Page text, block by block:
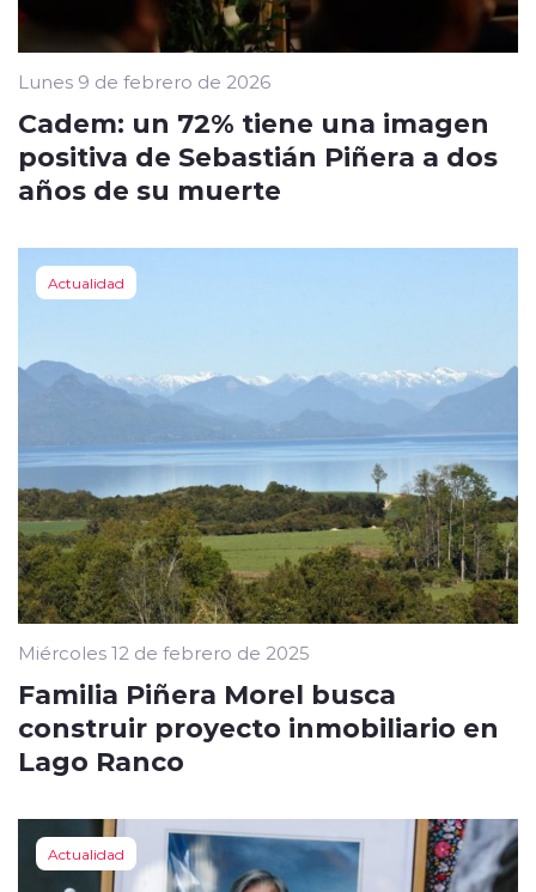
Lunes 9 de febrero de 2026
Cadem: un 72% tiene una imagen
positiva de Sebastián Piñera a dos
años de su muerte
Actualidad
Miércoles 12 de febrero de 2025
Familia Piñera Morel busca
construir proyecto inmobiliario en
Lago Ranco
Actualidad